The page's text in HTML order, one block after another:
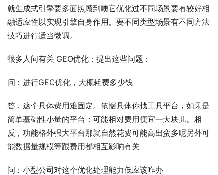
就生成式引擎要多面照顾到噢它优化过不同场景要有较好相
融适应性以实现引擎自身作用。要不同类型场景有不同方法
技巧进行适当微调。
很多人问有关 GEO优化；提出这些问题：
问：进行GEO优化，大概耗费多少钱
答：这个具体费用难固定。依据具体你找工具平台，如果是
简单基础性小量的平台；可能相对费用便宜一大块儿。相
反，功能格外强大平台那就自然花费可能高出蛮多呢另外可
能数据量规模等跟费用都相互影响有关
问：小型公司对这个优化处理能力低应该咋办